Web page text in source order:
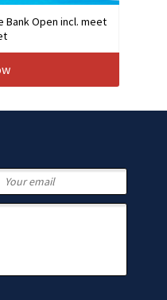
Bank Open incl. meet